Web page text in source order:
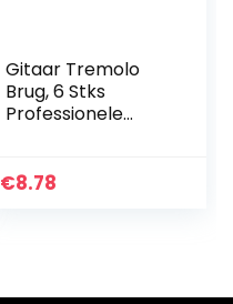
Gitaar Tremolo
Brug, 6 Stks
Professionele
Uitstekende
€8.78